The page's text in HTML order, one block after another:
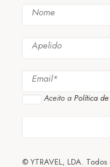
Aceito a Política
© YTRAVEL, LDA.